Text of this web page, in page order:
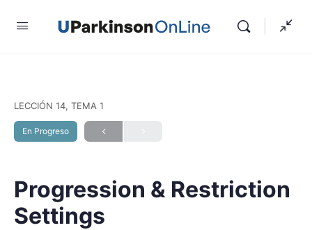
LECCIÓN 14, TEMA 1
En Progreso
Progression & Restriction
Settings